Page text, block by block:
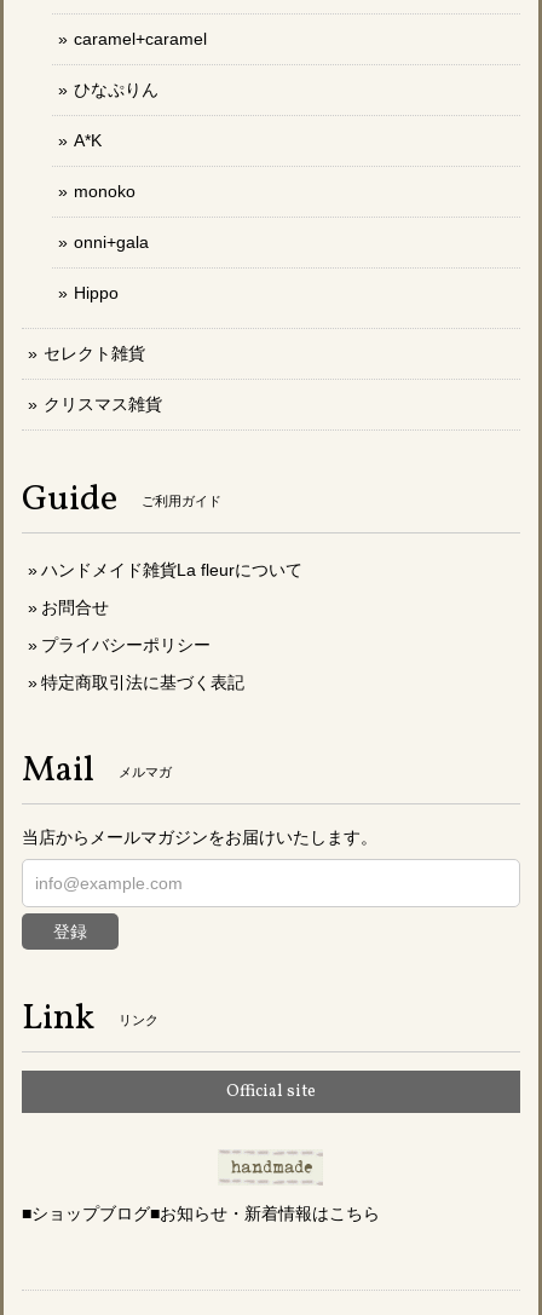
caramel+caramel
ひなぷりん
A*K
monoko
onni+gala
Hippo
セレクト雑貨
クリスマス雑貨
Guide ご利用ガイド
ハンドメイド雑貨La fleurについて
お問合せ
プライバシーポリシー
特定商取引法に基づく表記
Mail メルマガ
当店からメールマガジンをお届けいたします。
登録
Link リンク
Official site
■ショップブログ■お知らせ・新着情報はこちら